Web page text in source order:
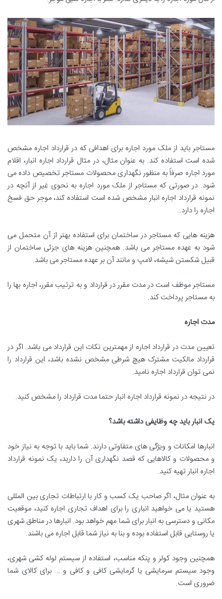
مستاجر باید از ملک مورد اجاره برای اهدافی که در قرارداد اجاره مشخص
شده است استفاده کند. به عنوان مثال، در مثال قرارداد اجاره انبار، اقلام
مورد اجاره صرفاً به منظور نگهداری محصولات مستاجر تخصیص داده می
شود. در صورتی که مستاجر از ملک مورد اجاره به نحوی غیر از آنچه در
نمونه قرارداد اجاره انبار مشخص شده است استفاده کند، موجر حق فسخ
اجاره را دارد.
هزینه هایی که مستاجر در ساختمان برای استفاده بهتر از آن متحمل می
شود به عهده مستاجر می باشد. همچنین هزینه های جزئی ساختمان از
قبیل شکستن شیشه، لامپ و مانند آن بر عهده مستاجر می باشد.
مستاجر موظف است در مدت مقرر در قرارداد و به ترتیب مقرر، اجاره بها را
به مستاجر پرداخت کند.
مدت اجاره
تعیین مدت در قرارداد اجاره از مهمترین نکات این قرارداد می باشد. اگر در
قرارداد مالکیت مشترک هیچ شرطی مشخص نشده باشد، این قرارداد را
نمی توان قرارداد اجاره نامید.
در نتیجه در نمونه قرارداد اجاره انبار حتما مدت قرارداد را مشخص کنید.
یک انبار باید چه وظایفی داشته باشد؟
انبارها امکانات و ویژگی های متفاوتی دارند. شما باید با توجه به نیاز خود
و محصولات و کالاهایی که قصد نگهداری آن را دارید، یک نمونه قرارداد
اجاره انبار تهیه کنید.
به عنوان مثال، اگر صاحب یک کسب و کار با ارتباطات تجاری بین المللی
هستید یا می خواهید انباری را برای اهداف تجاری اجاره کنید، موقعیت
مکانی و دسترسی به انبار برای شما مهم خواهد بود. انبارها در مناطق شهری
یا روستایی قابل استفاده بوده و بنا به نیاز شما قابل اجاره می باشند.
همچنین وجود کولر و پنکه مناسب، استفاده از سیستم لوله کشی شهری،
وجود سیستم سرمایشی یا گرمایشی کافی و کافی و … برای کالای شما
ضروری است.